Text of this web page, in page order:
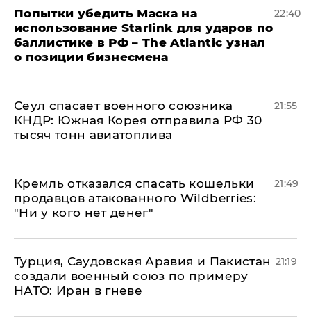
Попытки убедить Маска на
использование Starlink для ударов по
баллистике в РФ – The Atlantic узнал
о позиции бизнесмена
22:40
​Сеул спасает военного союзника
КНДР: Южная Корея отправила РФ 30
тысяч тонн авиатоплива
21:55
Кремль отказался спасать кошельки
продавцов атакованного Wildberries:
"Ни у кого нет денег"
21:49
Турция, Саудовская Аравия и Пакистан
создали военный союз по примеру
НАТО: Иран в гневе
21:19